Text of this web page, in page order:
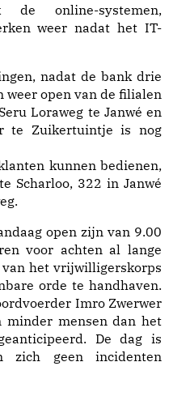
de online-systemen,
weer nadat het IT-
nadat de bank drie
weer open van de filialen
Loraweg te Janwé en
te Zuikertuintje is nog
kunnen bedienen,
Scharloo, 322 in Janwé
open zijn van 9.00
voor achten al lange
het vrijwilligerskorps
orde te handhaven.
Imro Zwerwer
minder mensen dan het
De dag is
zich geen incidenten